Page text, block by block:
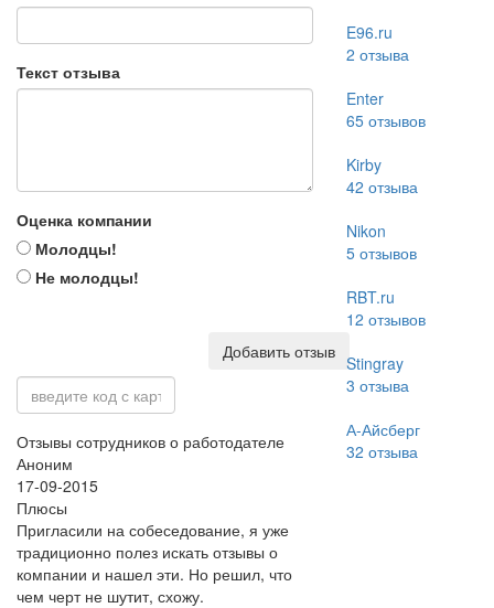
Текст отзыва
Оценка компании
Молодцы!
Не молодцы!
Добавить отзыв
Отзывы сотрудников о работодателе
Аноним
17-09-2015
Плюсы
Пригласили на собеседование, я уже
традиционно полез искать отзывы о
компании и нашел эти. Но решил, что
чем черт не шутит, схожу.
E96.ru
2 отзыва
Enter
65отзывов
Kirby
42 отзыва
Nikon
5отзывов
RBT.ru
12 отзывов
Stingray
3 отзыва
А-Айсберг
32 отзыва